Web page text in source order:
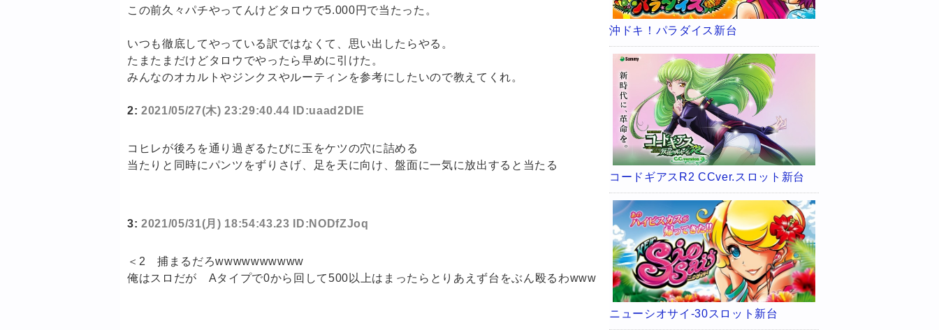
この前久々パチやってんけどタロウで5.000円で当たった。
いつも徹底してやっている訳ではなくて、思い出したらやる。
たまたまだけどタロウでやったら早めに引けた。
みんなのオカルトやジンクスやルーティンを参考にしたいので教えてくれ。
2: 2021/05/27(木) 23:29:40.44 ID:uaad2DlE
コヒレが後ろを通り過ぎるたびに玉をケツの穴に詰める
当たりと同時にパンツをずりさげ、足を天に向け、盤面に一気に放出すると当たる
3: 2021/05/31(月) 18:54:43.23 ID:NODfZJoq
＜2 捕まるだろwwwwwwwwww
俺はスロだが Aタイプで0から回して500以上はまったらとりあえず台をぶん殴るわwww
沖ドキ！パラダイス新台
コードギアスR2 CCver.スロット新台
ニューシオサイ-30スロット新台